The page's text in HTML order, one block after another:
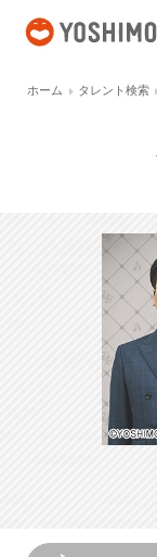
ホーム タレント検索